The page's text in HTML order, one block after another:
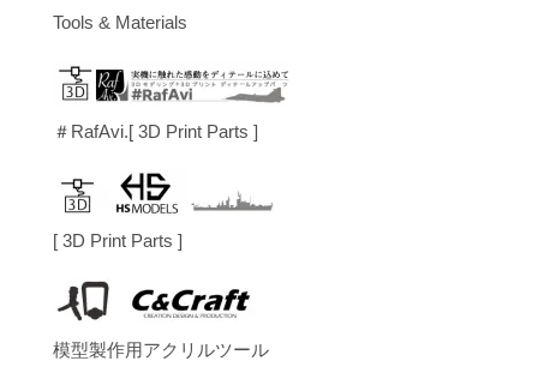
Tools & Materials
＃RafAvi.[ 3D Print Parts ]
[ 3D Print Parts ]
模型製作用アクリルツール